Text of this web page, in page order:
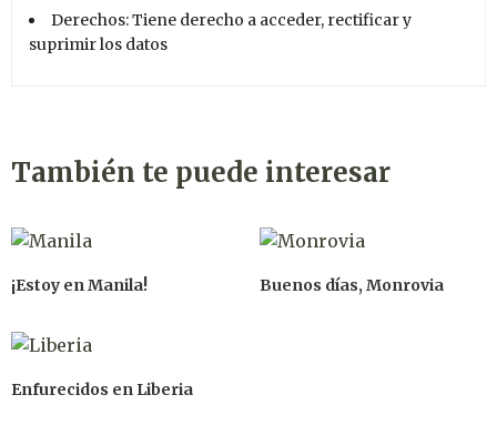
Derechos: Tiene derecho a acceder, rectificar y
suprimir los datos
También te puede interesar
¡Estoy en Manila! Buenos días, Monrovia
Enfurecidos en Liberia